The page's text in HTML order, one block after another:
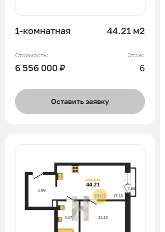
1-комнатная 44.21 м2
Стоимость:
6 556 000 ₽
Этаж:
6
Оставить заявку